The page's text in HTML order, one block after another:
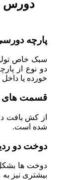
دورس
پارچه
سبک خاص
دو نوع از
خورده یا
قسمت های
از کش بافت
شده است.
دوخت دو
دوخت ها بشکل
بیشتری نیز